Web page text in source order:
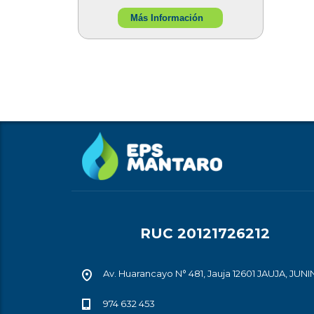
Más Información
RUC 20121726212
Av. Huarancayo N° 481, Jauja 12601 JAUJA,
974 632 453